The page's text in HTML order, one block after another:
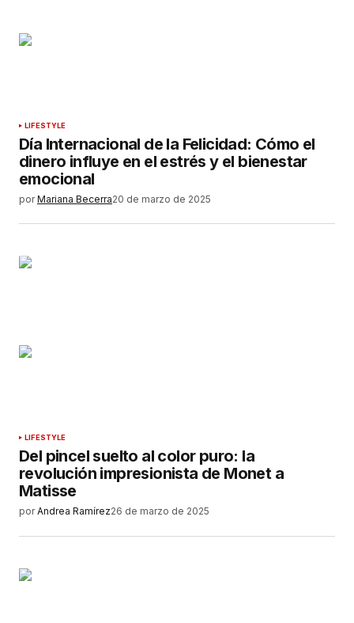
LIFESTYLE
Día Internacional de la Felicidad: Cómo el
dinero influye en el estrés y el bienestar
emocional
por Mariana Becerra20 de marzo de 2025
LIFESTYLE
Del pincel suelto al color puro: la
revolución impresionista de Monet a
Matisse
por Andrea Ramírez26 de marzo de 2025